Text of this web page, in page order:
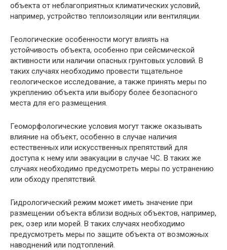
объекта от неблагоприятных климатических условий,
например, устройство теплоизоляции или вентиляции.
Геологические особенности могут влиять на
устойчивость объекта, особенно при сейсмической
активности или наличии опасных грунтовых условий. В
таких случаях необходимо провести тщательное
геологическое исследование, а также принять меры по
укреплению объекта или выбору более безопасного
места для его размещения.
Геоморфологические условия могут также оказывать
влияние на объект, особенно в случае наличия
естественных или искусственных препятствий для
доступа к нему или эвакуации в случае ЧС. В таких же
случаях необходимо предусмотреть меры по устранению
или обходу препятствий.
Гидрологический режим может иметь значение при
размещении объекта вблизи водных объектов, например,
рек, озер или морей. В таких случаях необходимо
предусмотреть меры по защите объекта от возможных
наводнений или подтоплений.